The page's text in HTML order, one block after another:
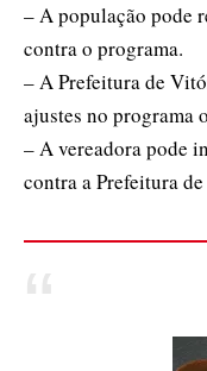
– A população pode
contra o programa.
– A Prefeitura de
ajustes no programa
– A vereadora pode
contra a Prefeitura